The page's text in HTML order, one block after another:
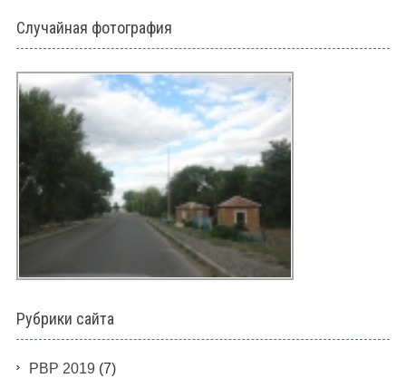
Случайная фотография
Рубрики сайта
PBP 2019 (7)